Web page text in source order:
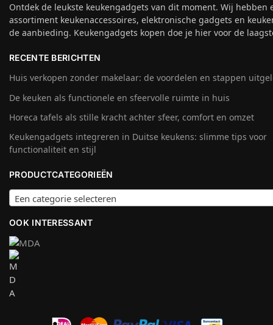
Ontdek de leukste keukengadgets van dit moment. Wij hebben
assortiment keukenaccessoires, elektronische gadgets en
de aanbieding. Keukengadgets kopen doe je hier voor de
RECENTE BERICHTEN
Huis verkopen zonder makelaar: de voordelen en stappen
De keuken als functionele en sfeervolle ruimte in huis
Horeca tafels als stille kracht achter sfeer, comfort en omzet
Keukengadgets integreren in Duitse keukens: slimme tips voor
functionaliteit en stijl
PRODUCTCATEGORIEËN
Een categorie selecteren
OOK INTERESSANT